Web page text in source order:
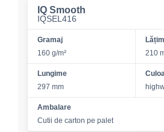
IQ Smooth
IQSEL416
Gramaj
160 g/m²
210
Lungime
297 mm
Ambalare
Cutii de carton pe palet